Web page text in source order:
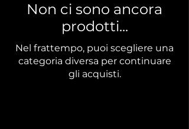
Non ci sono ancora
prodotti...
Nel frattempo, puoi scegliere una
categoria diversa per continuare
gli acquisti.